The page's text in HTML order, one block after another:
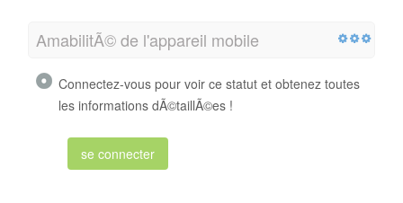
AmabilitÃ© de l'appareil mobile
Connectez-vous pour voir ce statut et obtenez toutes
les informations dÃ©taillÃ©es !
se connecter